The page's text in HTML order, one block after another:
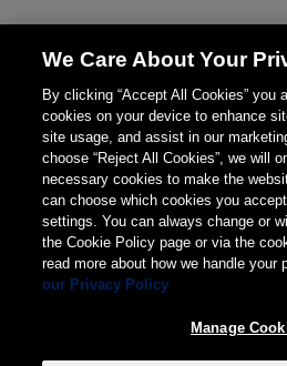
We Care About Your
By clicking “Accept All Cookies” you
cookies on your device to enhance
site usage, and assist in our
choose “Reject All Cookies”, we will
necessary cookies to make the
can choose which cookies you
settings. You can always change or
the Cookie Policy page or via the
read more about how we handle your
our Privacy Policy
Manage